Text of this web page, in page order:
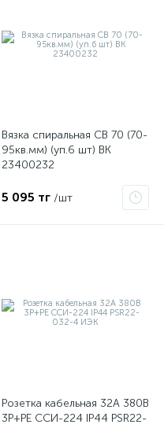
Вязка спиральная СВ 70 (70-
95кв.мм) (уп.6 шт) ВК
23400232
5 095 тг /шт
Розетка кабельная 32А 380В
3P+PЕ ССИ-224 IP44 PSR22-